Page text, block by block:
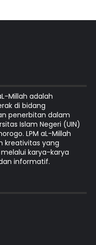
Millah adalah
di bidang
penerbitan dalam
Islam Negeri (UIN)
LPM aL-Millah
kreativitas yang
karya-karya
informatif.